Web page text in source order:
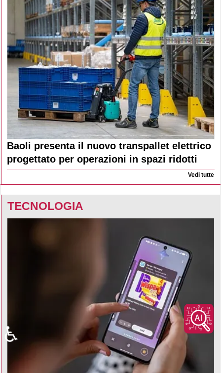
Baoli presenta il nuovo transpallet elettrico
progettato per operazioni in spazi ridotti
Vedi tutte
TECNOLOGIA